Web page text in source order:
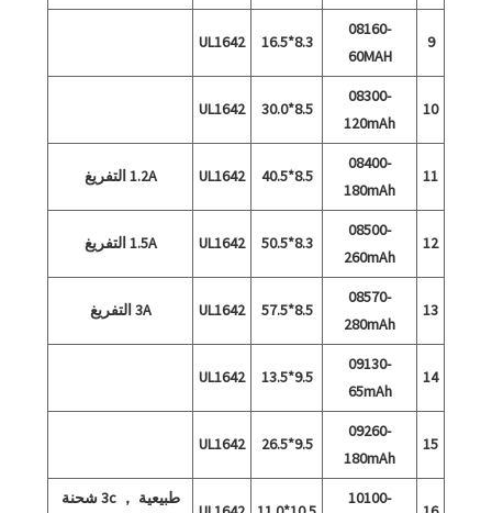
9
08160-
60MAH
8.3*16.5
UL1642
10
08300-
120mAh
8.5*30.0
UL1642
11
08400-
180mAh
8.5*40.5
UL1642 1.2A التفريغ
12
08500-
260mAh
8.3*50.5
UL1642 1.5A التفريغ
13
08570-
280mAh
8.5*57.5
UL1642 3A التفريغ
14
09130-
65mAh
9.5*13.5
UL1642
15
09260-
180mAh
9.5*26.5
UL1642
10100- طبيعية ， 3c شحنة